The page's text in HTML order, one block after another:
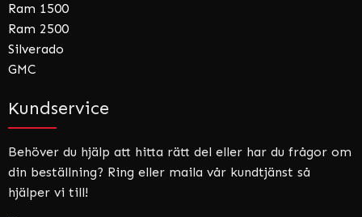
Ram 1500
Ram 2500
Silverado
GMC
Kundservice
Behöver du hjälp att hitta rätt del eller har du frågor om
din beställning? Ring eller maila vår kundtjänst så
hjälper vi till!